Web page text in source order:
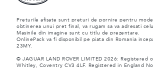
Preturile afisate sunt preturi de pornire pentru
obtinerea unui pret final, va rugam sa va adresati
Masinile din imagine sunt cu titlu de prezentare.
OnlinePack va fi disponibil pe piata din Romania
23MY.
© JAGUAR LAND ROVER LIMITED 2026: Registered
Whitley, Coventry CV3 4LF. Registered in England